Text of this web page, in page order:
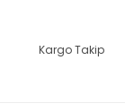
Kargo Takip